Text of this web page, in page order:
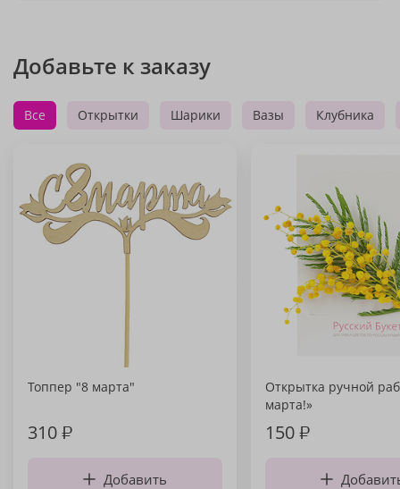
Добавьте к заказу
Все Открытки Шарики Вазы Клубника
Топпер "8 марта"
310₽
Добавить
Открытка ручной
марта!»
150₽